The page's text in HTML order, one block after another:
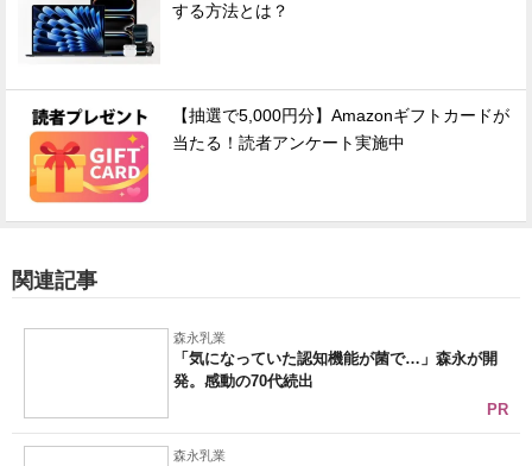
する方法とは？
【抽選で5,000円分】Amazonギフトカードが
当たる！読者アンケート実施中
関連記事
森永乳業
「気になっていた認知機能が菌で…」森永が開
発。感動の70代続出
PR
森永乳業